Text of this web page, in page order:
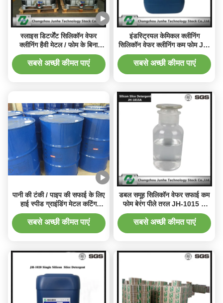
स्लाइस डिटर्जेंट सिलिकॉन वेफर
क्लीनिंग हैवी मेटल / फोम के बिना
आसानी से सफाई
सबसे अच्छी कीमत पाएं
इंडस्ट्रियल केमिकल क्लीनिंग
सिलिकॉन वेफर क्लीनिंग कम फोम JH-
1018
सबसे अच्छी कीमत पाएं
पानी की टंकी / पाइप की सफाई के लिए
हाई स्पीड ग्राइंडिंग मेटल कटिंग
फ्लूइड
सबसे अच्छी कीमत पाएं
डबल समूह सिलिकॉन वेफर सफाई कम
फोम बेरंग पीले तरल JH-1015 के
लिए
सबसे अच्छी कीमत पाएं